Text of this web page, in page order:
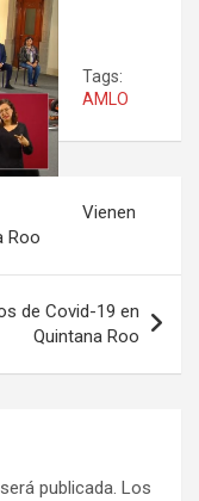
Tags:
AMLO
Vienen
Roo
de Covid-19 en
Quintana Roo
publicada. Los